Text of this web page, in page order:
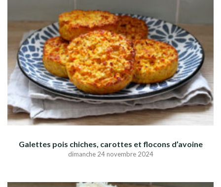
Galettes pois chiches, carottes et flocons d’avoine
dimanche 24 novembre 2024